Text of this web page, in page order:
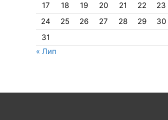
17
18 19 20 21 22
23
24
25 26 27 28 29
30
31
« Лип